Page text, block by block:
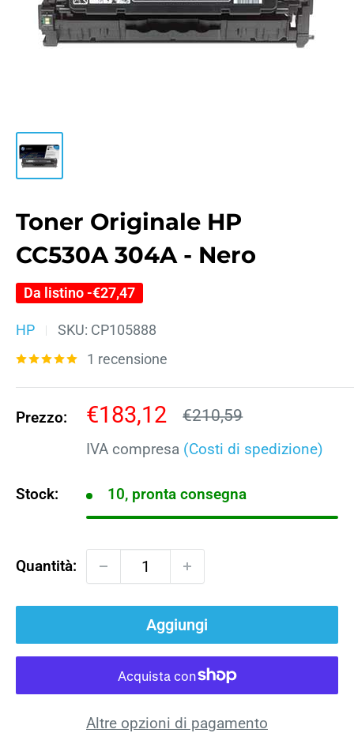
Toner Originale HP
CC530A 304A - Nero
Da listino -€27,47
HP SKU: CP105888
1 recensione
Prezzo:
Prezzo
scontato
€183,12 Prezzo
€210,59
IVA compresa (Costi di spedizione)
Stock: 10, pronta consegna
Quantità:
Aggiungi
Altre opzioni di pagamento